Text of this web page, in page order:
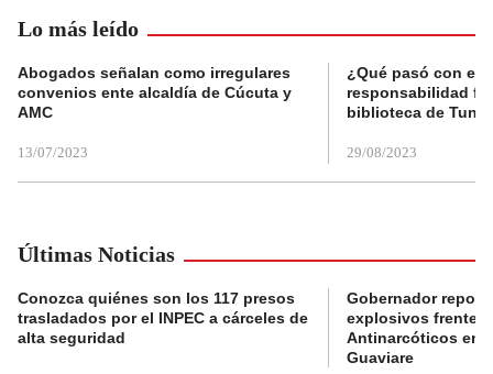
Lo más leído
Abogados señalan como irregulares
convenios ente alcaldía de Cúcuta y
AMC
13/07/2023
¿Qué pasó con el
responsabilidad
biblioteca de
29/08/2023
Últimas Noticias
Conozca quiénes son los 117 presos
trasladados por el INPEC a cárceles de
alta seguridad
Gobernador
explosivos frente a
Antinarcóticos en
Guaviare